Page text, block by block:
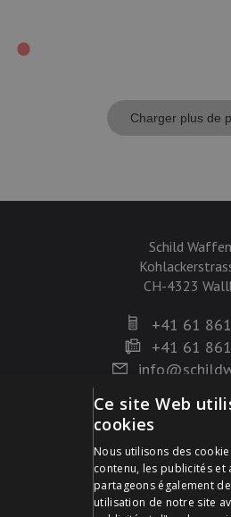
Charger plus de
Schild
CH-4323
+41 61
+41 61
Mode de
Ce site Web
cookies
Nous utilisons des
contenu, les publicités
partageons également
utilisation de notre site